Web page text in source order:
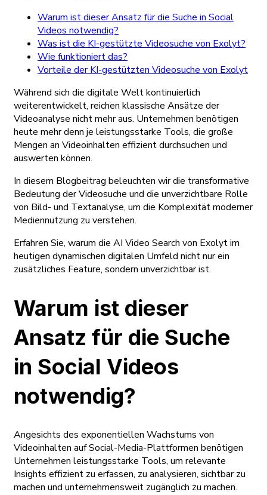
Warum ist dieser Ansatz für die Suche in Social
Videos notwendig?
Was ist die KI-gestützte Videosuche von Exolyt?
Wie funktioniert das?
Vorteile der KI-gestützten Videosuche von Exolyt
Während sich die digitale Welt kontinuierlich
weiterentwickelt, reichen klassische Ansätze der
Videoanalyse nicht mehr aus. Unternehmen benötigen
heute mehr denn je leistungsstarke Tools, die große
Mengen an Videoinhalten effizient durchsuchen und
auswerten können.
In diesem Blogbeitrag beleuchten wir die transformative
Bedeutung der Videosuche und die unverzichtbare Rolle
von Bild- und Textanalyse, um die Komplexität moderner
Mediennutzung zu verstehen.
Erfahren Sie, warum die AI Video Search von Exolyt im
heutigen dynamischen digitalen Umfeld nicht nur ein
zusätzliches Feature, sondern unverzichtbar ist.
Warum ist dieser
Ansatz für die Suche
in Social Videos
notwendig?
Angesichts des exponentiellen Wachstums von
Videoinhalten auf Social-Media-Plattformen benötigen
Unternehmen leistungsstarke Tools, um relevante
Insights effizient zu erfassen, zu analysieren, sichtbar zu
machen und unternehmensweit zugänglich zu machen.